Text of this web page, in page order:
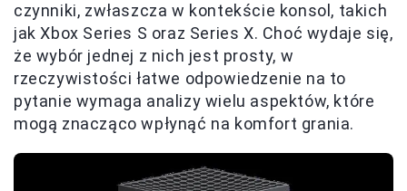
czynniki, zwłaszcza w kontekście konsol, takich
jak Xbox Series S oraz Series X. Choć wydaje się,
że wybór jednej z nich jest prosty, w
rzeczywistości łatwe odpowiedzenie na to
pytanie wymaga analizy wielu aspektów, które
mogą znacząco wpłynąć na komfort grania.